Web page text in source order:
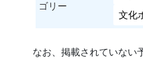
ゴリー
文化
なお、掲載されていない